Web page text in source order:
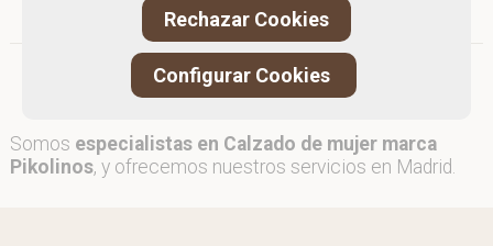
Somos especialistas en Calzado de mujer marca
Pikolinos, y ofrecemos nuestros servicios en Madrid.
Rechazar Cookies
Configurar Cookies